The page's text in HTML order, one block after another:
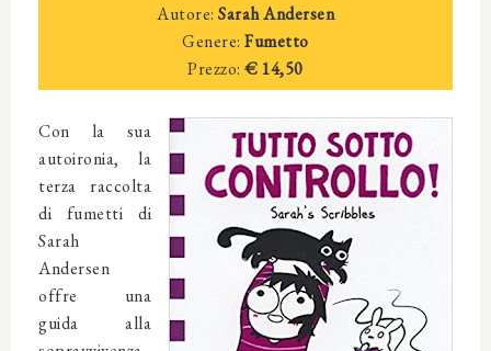
Autore: Sarah Andersen
Genere: Fumetto
Prezzo:€ 14,50
Con la sua
autoironia, la
terza raccolta
di fumetti di
Sarah
Andersen
offre una
guida alla